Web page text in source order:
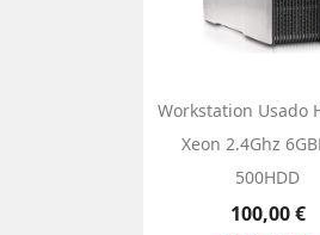
Workstation Usado
Xeon 2.4Ghz
500HDD
Preço
100,00 €